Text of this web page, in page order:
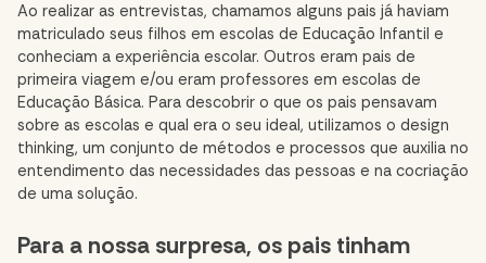
Ao realizar as entrevistas, chamamos alguns pais já haviam
matriculado seus filhos em escolas de Educação Infantil e
conheciam a experiência escolar. Outros eram pais de
primeira viagem e/ou eram professores em escolas de
Educação Básica. Para descobrir o que os pais pensavam
sobre as escolas e qual era o seu ideal, utilizamos o design
thinking, um conjunto de métodos e processos que auxilia no
entendimento das necessidades das pessoas e na cocriação
de uma solução.
Para a nossa surpresa, os pais tinham